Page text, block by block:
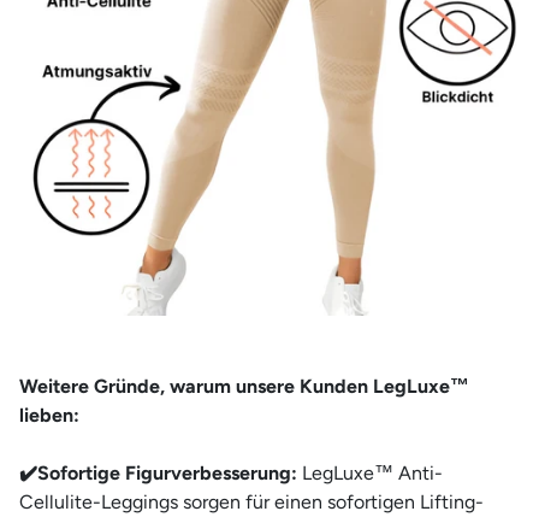
Weitere Gründe, warum unsere Kunden LegLuxe™
lieben:
✔️Sofortige Figurverbesserung: LegLuxe™ Anti-
Cellulite-Leggings sorgen für einen sofortigen Lifting-